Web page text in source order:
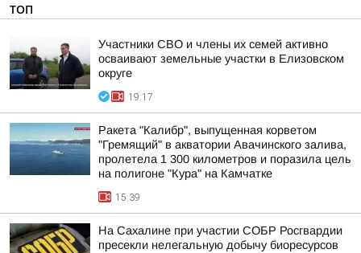
ТОП
Участники СВО и члены их семей активно
осваивают земельные участки в Елизовском
округе
19:17
Ракета "Калибр", выпущенная корветом
"Гремящий" в акватории Авачинского залива,
пролетела 1 300 километров и поразила цель
на полигоне "Кура" на Камчатке
15:39
На Сахалине при участии СОБР Росгвардии
пресекли нелегальную добычу биоресурсов